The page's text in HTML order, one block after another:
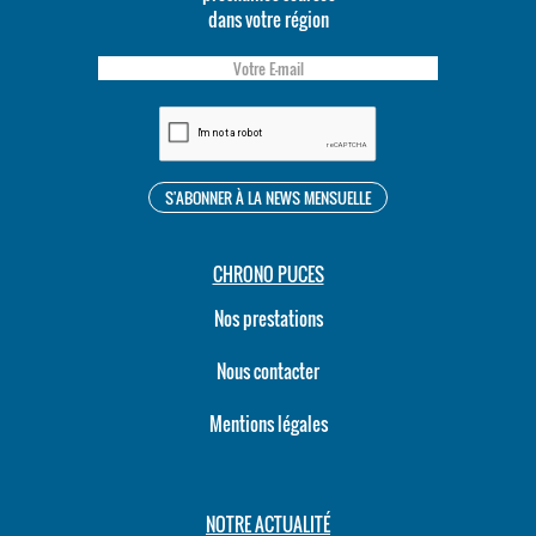
dans votre région
CHRONO PUCES
Nos prestations
Nous contacter
Mentions légales
NOTRE ACTUALITÉ